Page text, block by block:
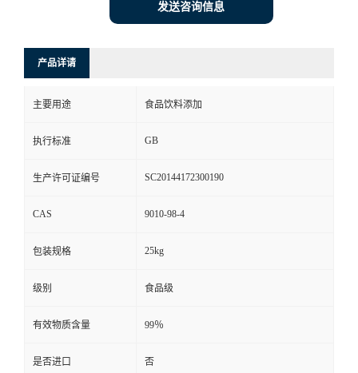
发送咨询信息
产品详请
主要用途 食品饮料添加
执行标准 GB
生产许可证编号 SC20144172300190
CAS 9010-98-4
包装规格 25kg
级别 食品级
有效物质含量 99％
是否进口 否